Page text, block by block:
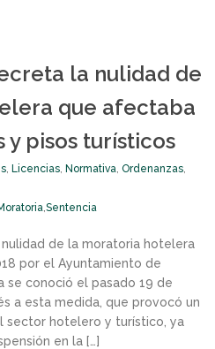
la nulidad de
que afectaba
y pisos turísticos
Licencias Normativa Ordenanzas
Sentencia
de la moratoria hotelera
por el Ayuntamiento de
se conoció el pasado 19 de
a esta medida, que provocó un
sector hotelero y turístico, ya
en la […]